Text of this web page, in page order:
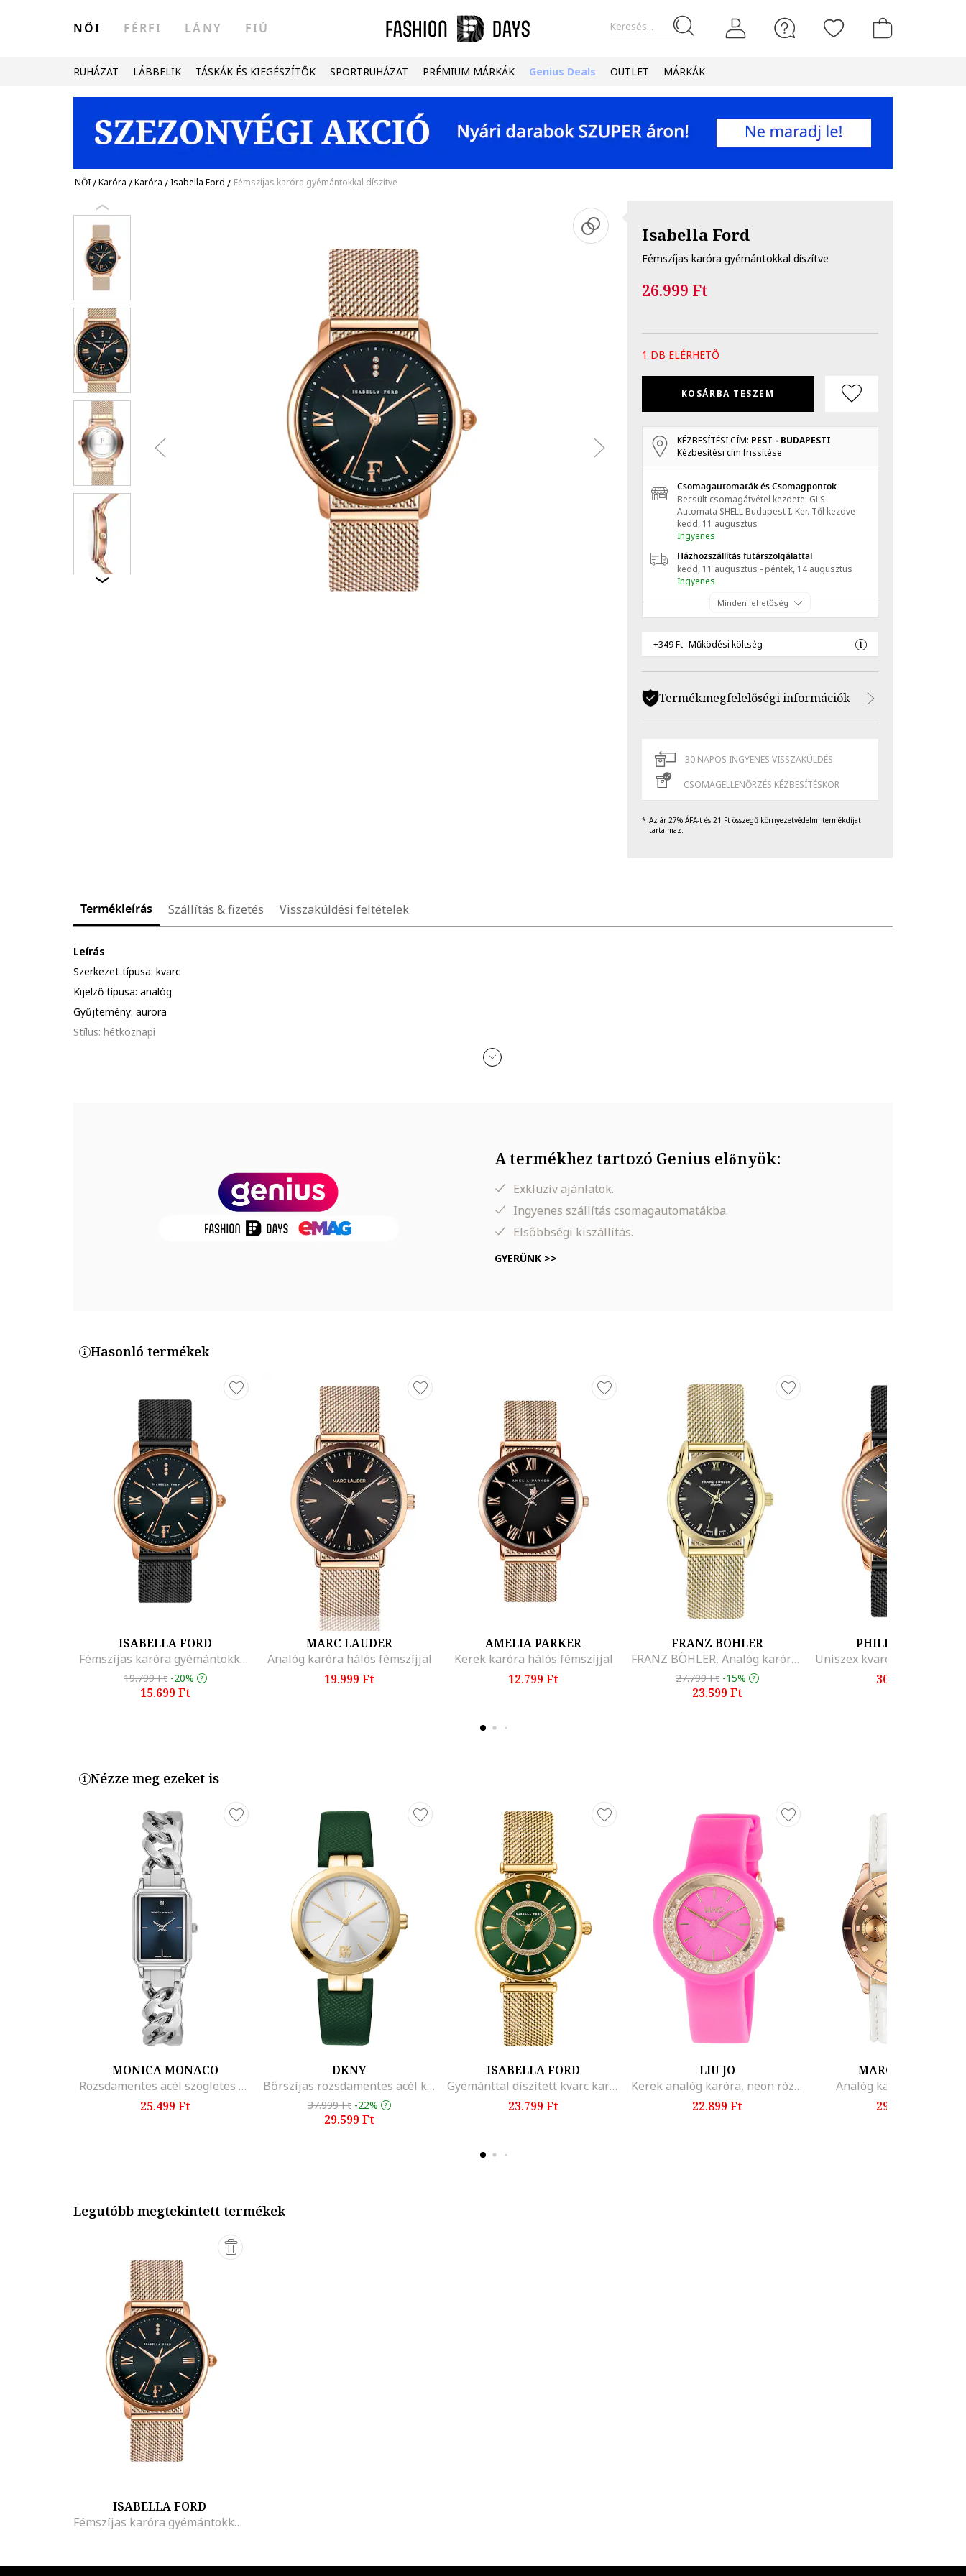
Keresés...
NŐI FÉRFI LÁNY FIÚ
RUHÁZAT LÁBBELIK TÁSKÁK ÉS KIEGÉSZÍTŐK SPORTRUHÁZAT PRÉMIUM MÁRKÁK Genius Deals OUTLET MÁRKÁK
NŐI/Karóra /Karóra /Isabella Ford / Fémszíjas karóra gyémántokkal díszítve
Isabella Ford
Fémszíjas karóra gyémántokkal díszítve
26.999 Ft
1 DB ELÉRHETŐ
KOSÁRBA TESZEM
KÉZBESÍTÉSI CÍM: PEST - BUDAPESTI
Kézbesítési cím frissítése
Csomagautomaták és Csomagpontok
Becsült csomagátvétel kezdete: GLS
Automata SHELL Budapest I. Ker. Től kezdve
kedd, 11 augusztus
Ingyenes
Házhozszállítás futárszolgálattal
kedd, 11 augusztus - péntek, 14 augusztus
Ingyenes
Minden lehetőség
+349 Ft Működési költség
Termékmegfelelőségi információk
30 NAPOS INGYENES VISSZAKÜLDÉS
CSOMAGELLENŐRZÉS KÉZBESÍTÉSKOR
Az ár 27% ÁFA-t és 21 Ft összegű környezetvédelmi termékdíjat
tartalmaz.
Termékleírás Szállítás & fizetés Visszaküldési feltételek
Leírás
Szerkezet típusa: kvarc
Kijelző típusa: analóg
Gyűjtemény: aurora
Stílus: hétköznapi
Óraszámlap típusa: római számok, vonalak
Típus: hálós fémszíj
Szíj/Karkötő anyaga: rozsdamentes acél
Szíj/karperec színe: rózsaarany/fekete
Szíj/Karkötő Szélesség: 18 mm
Szíj/Karkötő hossza: 19.5 cm
Termékszám
FA3-B028R
A termékhez tartozó Genius előnyök:
Exkluzív ajánlatok.
Ingyenes szállítás csomagautomatákba.
Elsőbbségi kiszállítás.
GYERÜNK >>
Hasonló termékek
ISABELLA FORD
Fémszíjas karóra gyémántokkal díszítve
19.799 Ft -20%
15.699 Ft
MARC LAUDER
Analóg karóra hálós fémszíjjal
19.999 Ft
AMELIA PARKER
Kerek karóra hálós fémszíjjal
12.799 Ft
FRANZ BOHLER
FRANZ BÖHLER, Analóg karóra hálós szíjjal, Aranyszín
27.799 Ft -15%
23.599 Ft
PHILIPP BLANC
30.799 Ft
Nézze meg ezeket is
MONICA MONACO
Rozsdamentes acél szögletes karóra, Ezüstszín
25.499 Ft
DKNY
Bőrszíjas rozsdamentes acél karóra, Zöld
37.999 Ft -22%
29.599 Ft
ISABELLA FORD
Gyémánttal díszített kvarc karóra
23.799 Ft
LIU JO
Kerek analóg karóra, neon rózsaszín/aranyszín
22.899 Ft
MARC LAUDER
Analóg karóra bőrszíjjal
29.699 Ft
Legutóbb megtekintett termékek
ISABELLA FORD
Fémszíjas karóra gyémántokkal díszítve